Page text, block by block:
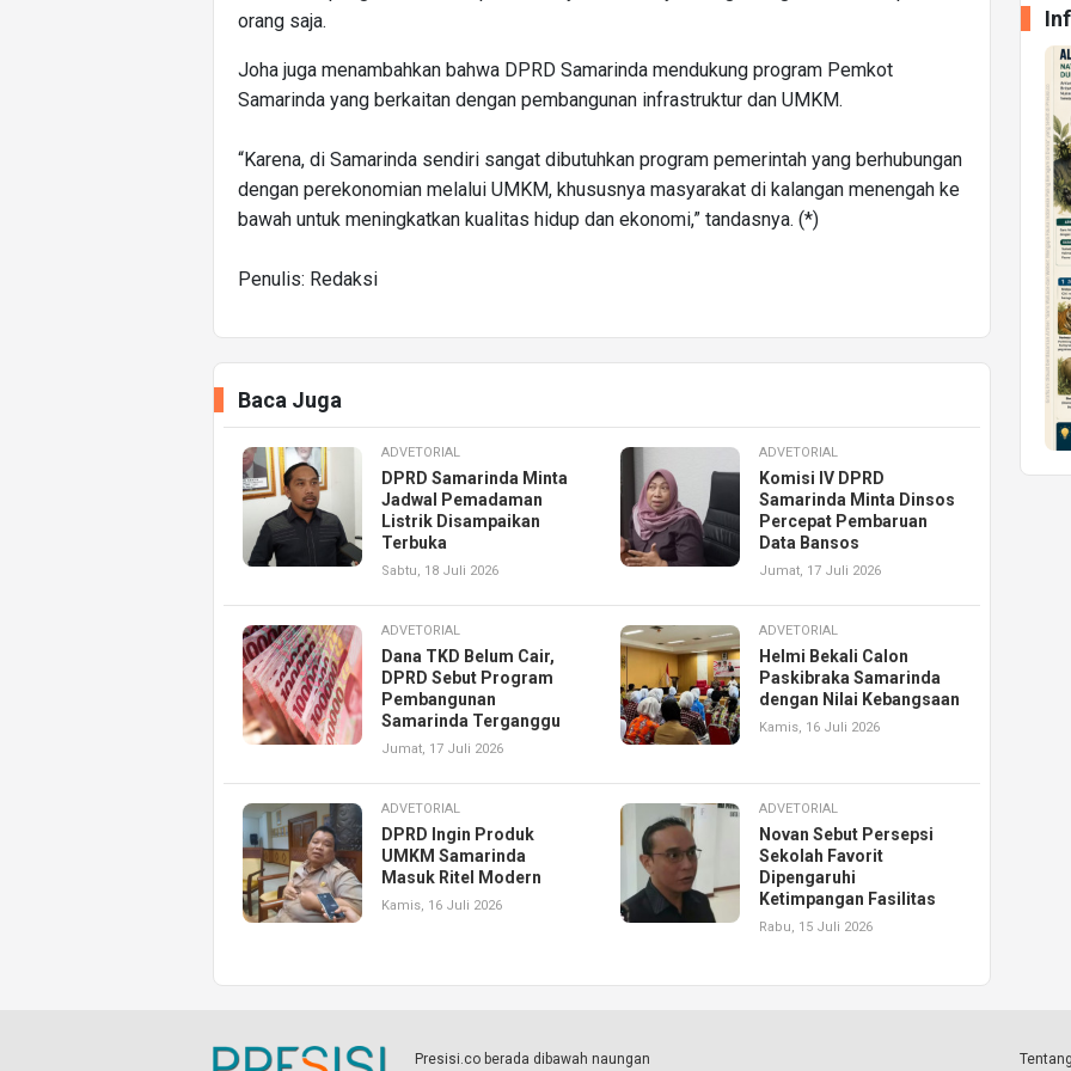
orang saja.
Joha juga menambahkan bahwa DPRD Samarinda mendukung program Pemkot
Samarinda yang berkaitan dengan pembangunan infrastruktur dan UMKM.
“Karena, di Samarinda sendiri sangat dibutuhkan program pemerintah yang berhubungan
dengan perekonomian melalui UMKM, khususnya masyarakat di kalangan menengah ke
bawah untuk meningkatkan kualitas hidup dan ekonomi,” tandasnya. (*)
Penulis: Redaksi
Baca Juga
ADVETORIAL
DPRD Samarinda Minta
Jadwal Pemadaman
Listrik Disampaikan
Terbuka
Sabtu, 18 Juli 2026
ADVETORIAL
Komisi IV DPRD
Samarinda Minta Dinsos
Percepat Pembaruan
Data Bansos
Jumat, 17 Juli 2026
ADVETORIAL
Dana TKD Belum Cair,
DPRD Sebut Program
Pembangunan
Samarinda Terganggu
Jumat, 17 Juli 2026
ADVETORIAL
Helmi Bekali Calon
Paskibraka Samarinda
dengan Nilai Kebangsaan
Kamis, 16 Juli 2026
ADVETORIAL
DPRD Ingin Produk
UMKM Samarinda
Masuk Ritel Modern
Kamis, 16 Juli 2026
ADVETORIAL
Novan Sebut Persepsi
Sekolah Favorit
Dipengaruhi
Ketimpangan Fasilitas
Rabu, 15 Juli 2026
Presisi.co berada dibawah naungan